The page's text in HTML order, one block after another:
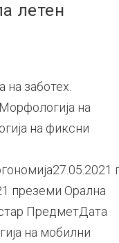
летен
на заботех.
на
на фиксни
преземи Орална
ПредметДата
на мобилни